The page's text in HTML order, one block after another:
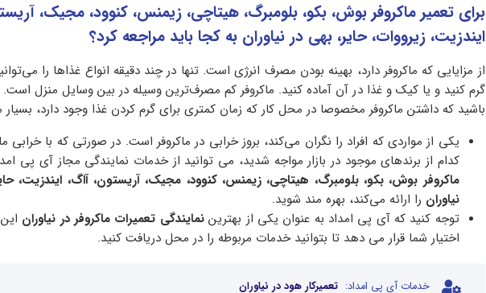
برای تعمیر ماکروفر بوش، بکو، بلومبرگ، هیتاچی، زیمنس، کنوود، مجیک،
ایندزیت، زیرووات، حایر، بهی در نیاوران به کجا باید مراجعه کرد؟
از مزایایی که ماکروفر دارد، بهینه بودن مصرف انرژی است. تنها در چند دقیقه انواع غذاها را
گرم کنید و یا کیک و غذا در آن آماده کنید. ماکروفر کم مصرف‌ترین وسیله در بین وسایل منزل
باشید که داشتن ماکروفر مخصوصا در محل کار که زمان کمتری برای گرم کردن غذا وجود دارد،
یکی از مواردی که افراد را نگران می‌کند، بروز خرابی در ماکروفر است. در صورتی که با خرابی
کدام از برندهای موجود در بازار مواجه شدید، می توانید از خدمات نمایندگی مجاز آی پی
ماکروفر بوش، بکو، بلومبرگ، هیتاچی، زیمنس، کنوود، مجیک، آریستون، آاگ، ایندزیت،
نیاوران را ارائه می‌کند، بهره مند شوید.
توجه کنید که آی پی امداد به عنوان یکی از بهتریننمایندگی تعمیرات ماکروفر در نیاوران
اختیار شما قرار می دهد تا بتوانید خدمات مربوطه را در محل دریافت کنید.
خدمات آی پی امداد: تعمیرکار هود در نیاوران